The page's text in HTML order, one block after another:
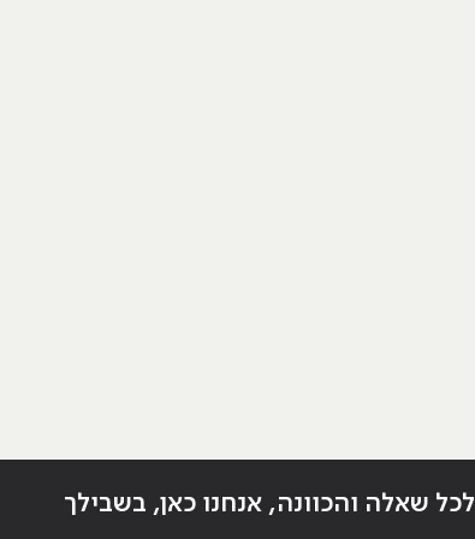
לכל שאלה והכוונה, אנחנו כאן, בשבילך